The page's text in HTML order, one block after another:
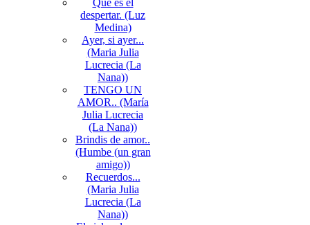
Qué es el
despertar. (Luz
Medina)
Ayer, si ayer...
(Maria Julia
Lucrecia (La
Nana))
TENGO UN
AMOR.. (María
Julia Lucrecia
(La Nana))
Brindis de amor..
(Humbe (un gran
amigo))
Recuerdos...
(Maria Julia
Lucrecia (La
Nana))